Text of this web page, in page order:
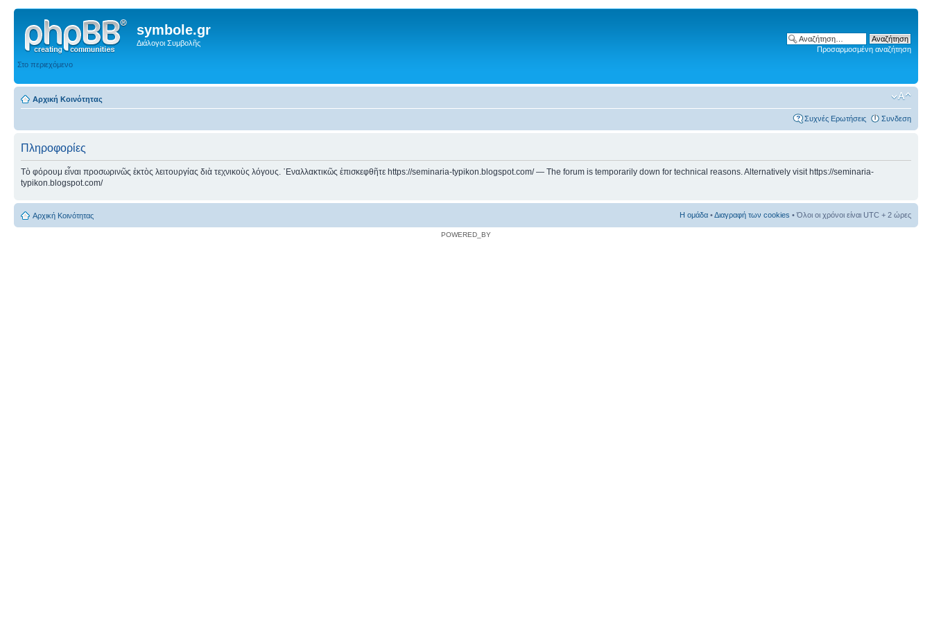
symbole.gr
Διάλογοι Συμβολῆς
Στο περιεχόμενο
Προσαρμοσμένη αναζήτηση
Αρχική Κοινότητας
Συχνές Ερωτήσεις Συνδεση
Πληροφορίες
Τὸ φόρουμ εἶναι προσωρινῶς ἐκτὸς λειτουργίας διὰ τεχνικοὺς λόγους. ᾿Εναλλακτικῶς ἐπισκεφθῆτε https://seminaria-typikon.blogspot.com/ — The forum is temporarily down for technical reasons. Alternatively visit https://seminaria-
typikon.blogspot.com/
Αρχική Κοινότητας Η ομάδα •Διαγραφή των cookies • Όλοι οι χρόνοι είναι UTC + 2 ώρες
POWERED_BY